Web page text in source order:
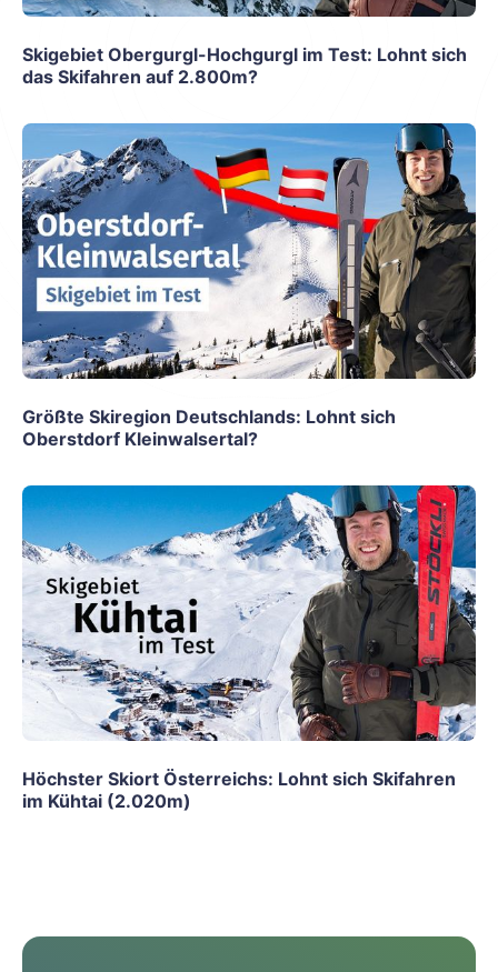
Skigebiet Obergurgl-Hochgurgl im Test: Lohnt sich
das Skifahren auf 2.800m?
Größte Skiregion Deutschlands: Lohnt sich
Oberstdorf Kleinwalsertal?
Höchster Skiort Österreichs: Lohnt sich Skifahren
im Kühtai (2.020m)